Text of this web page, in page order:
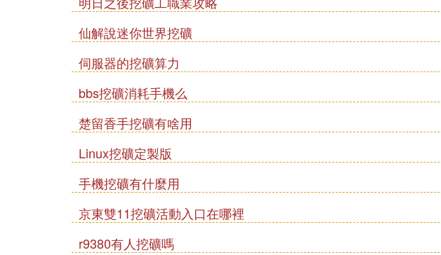
仙解說迷你世界挖礦
伺服器的挖礦算力
bbs挖礦消耗手機么
楚留香手挖礦有啥用
Linux挖礦定製版
手機挖礦有什麼用
京東雙11挖礦活動入口在哪裡
r9380有人挖礦嗎